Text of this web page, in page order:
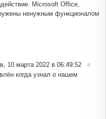
Microsoft Office,
ненужным функционалом
, 10 марта 2022 в 06:49:52 #
когда узнал о нашем